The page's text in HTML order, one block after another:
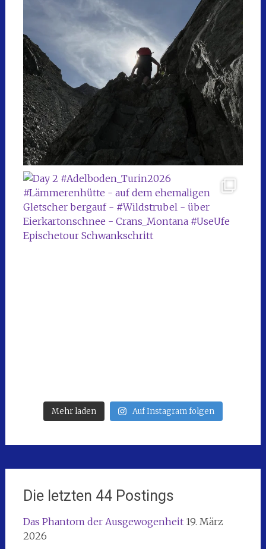
Mehr laden Auf Instagram folgen
Die letzten 44 Postings
Das Phantom der Ausgewogenheit 19. März
2026